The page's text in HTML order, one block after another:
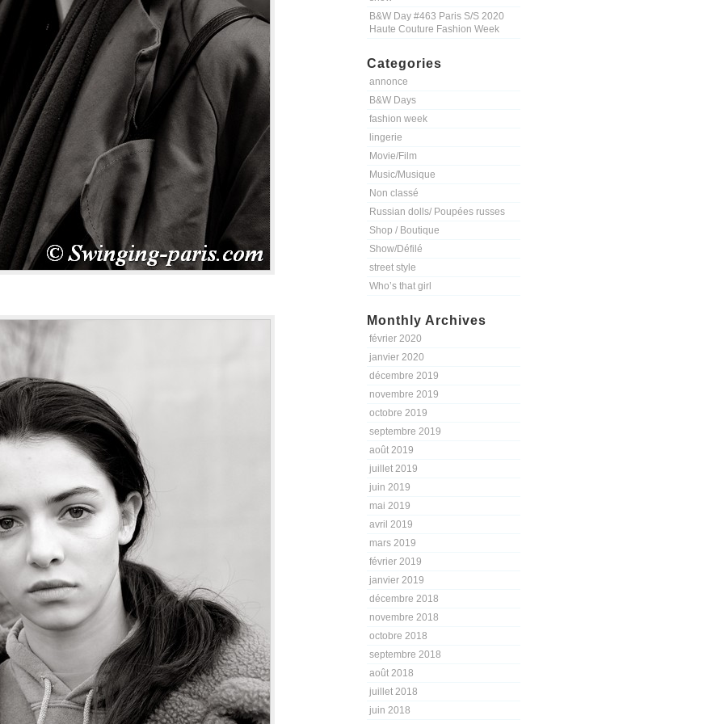
B&W Day #463 Paris S/S 2020
Haute Couture Fashion Week
Categories
annonce
B&W Days
fashion week
lingerie
Movie/Film
Music/Musique
Non classé
Russian dolls/ Poupées russes
Shop / Boutique
Show/Défilé
street style
Who’s that girl
Monthly Archives
février 2020
janvier 2020
décembre 2019
novembre 2019
octobre 2019
septembre 2019
août 2019
juillet 2019
juin 2019
mai 2019
avril 2019
mars 2019
février 2019
janvier 2019
décembre 2018
novembre 2018
octobre 2018
septembre 2018
août 2018
juillet 2018
juin 2018